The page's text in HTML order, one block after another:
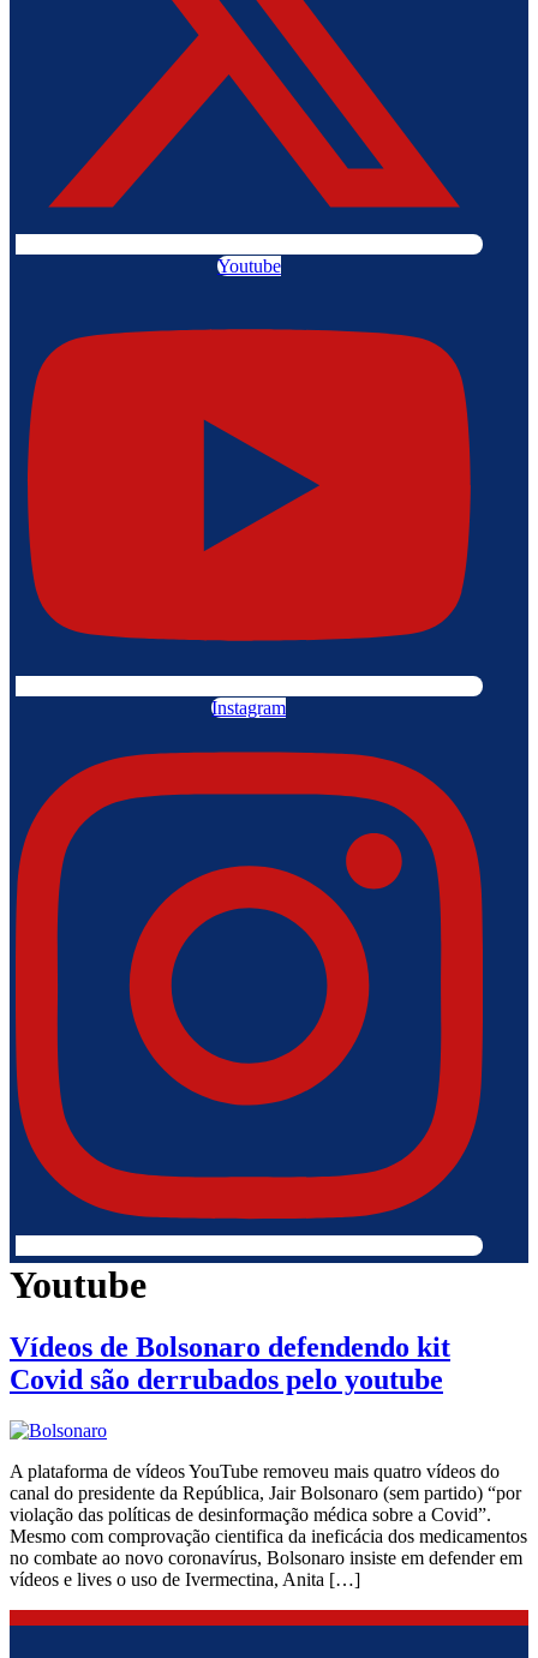
Youtube
Instagram
Youtube
Vídeos de Bolsonaro defendendo kit
Covid são derrubados pelo youtube
A plataforma de vídeos YouTube removeu mais quatro vídeos do
canal do presidente da República, Jair Bolsonaro (sem partido) “por
violação das políticas de desinformação médica sobre a Covid”.
Mesmo com comprovação cientifica da ineficácia dos medicamentos
no combate ao novo coronavírus, Bolsonaro insiste em defender em
vídeos e lives o uso de Ivermectina, Anita […]